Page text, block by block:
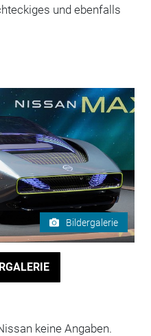
und ebenfalls
Bildergalerie
keine Angaben.